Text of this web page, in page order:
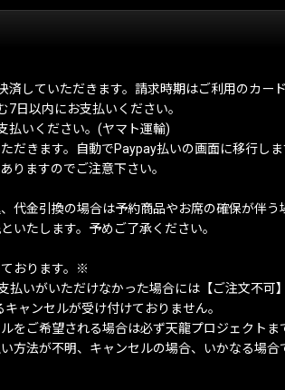
済していただきます。請求時期はご利用のカー
7日以内にお支払いください。
払いください。(ヤマト運輸)
だきます。自動でPaypay払いの画面に移行
りますのでご注意下さい。
代金引換の場合は予約商品やお席の確保が伴う
いたします。予めご了承ください。
おります。※
いがいただけなかった場合には【ご注文不可
ャンセルが受け付けておりません。
をご希望される場合は必ず天龍プロジェクトま
方法が不明、キャンセルの場合、いかなる場